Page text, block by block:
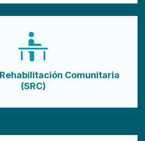
Comunitaria
(SRC)